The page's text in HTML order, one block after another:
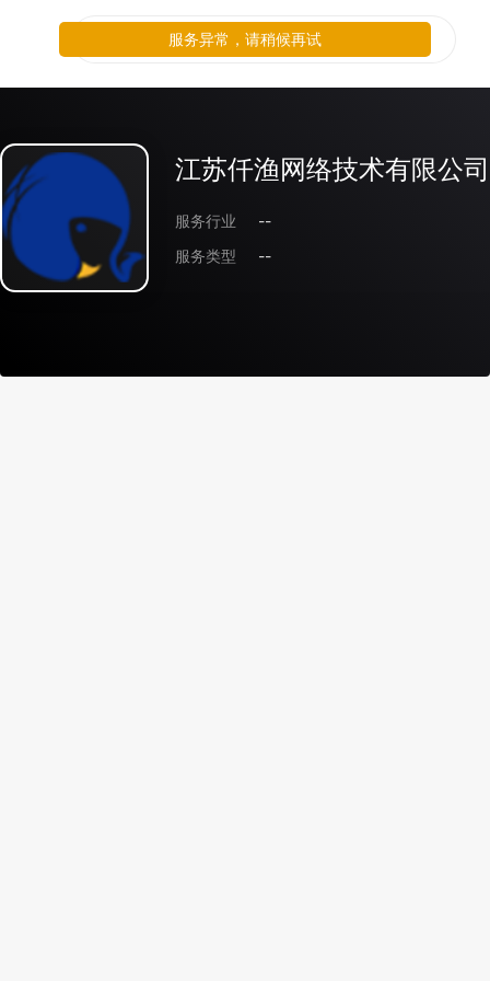
江苏仟渔网络技术有限公司
服务行业
--
服务类型
--
服务异常，请稍候再试